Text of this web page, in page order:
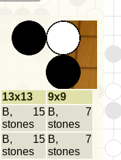
13x13
9x9
B, 15
stones
B, 7
stones
B, 15
stones
B, 7
stones